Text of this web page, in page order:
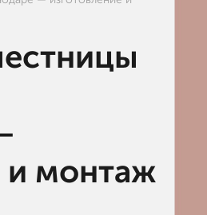
и монтаж